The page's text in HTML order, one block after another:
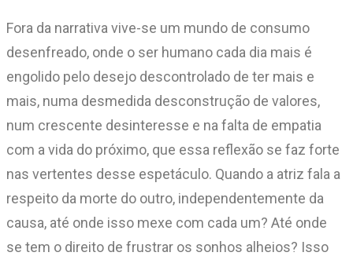
Fora da narrativa vive-se um mundo de consumo
desenfreado, onde o ser humano cada dia mais é
engolido pelo desejo descontrolado de ter mais e
mais, numa desmedida desconstrução de valores,
num crescente desinteresse e na falta de empatia
com a vida do próximo, que essa reflexão se faz forte
nas vertentes desse espetáculo. Quando a atriz fala a
respeito da morte do outro, independentemente da
causa, até onde isso mexe com cada um? Até onde
se tem o direito de frustrar os sonhos alheios? Isso